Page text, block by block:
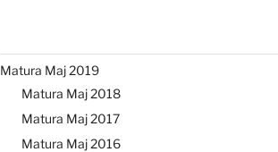
Matura Maj 2019
Matura Maj 2018
Matura Maj 2017
Matura Maj 2016